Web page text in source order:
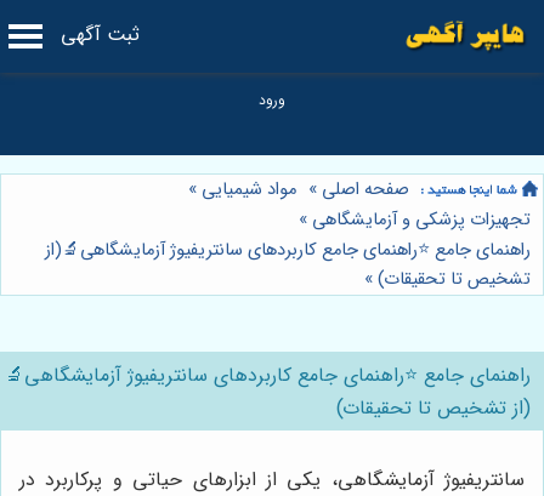
ثبت آگهی
صفحه اصلی » مواد شیمیایی »
تجهیزات پزشکی و آزمایشگاهی »
راهنمای جامع ⭐️راهنمای جامع کاربردهای سانتریفیوژ آزمایشگاهی🔬(از
تشخیص تا تحقیقات)»
راهنمای جامع ⭐️راهنمای جامع کاربردهای سانتریفیوژ آزمایشگاهی🔬
(از تشخیص تا تحقیقات)
سانتریفیوژ آزمایشگاهی، یکی از ابزارهای حیاتی و پرکاربرد در